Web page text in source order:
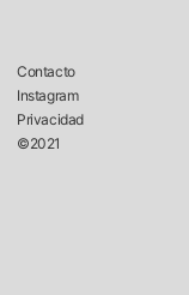
Contacto
Instagram
Privacidad
©2021